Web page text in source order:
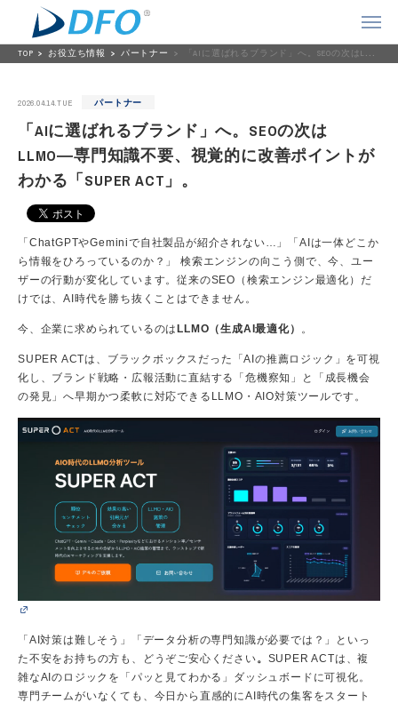
TOP お役立ち情報 パートナー 「AIに選ばれるブランド」へ。SEOの次はLLMO―専門知識不要、視覚的に改善ポイントがわかる「SUPER ACT」。
2026.04.14.TUE パートナー
「AIに選ばれるブランド」へ。SEOの次は
LLMO―専門知識不要、視覚的に改善ポイントが
わかる「SUPER ACT」。
「ChatGPTやGeminiで自社製品が紹介されない…」「AIは一体どこか
ら情報をひろっているのか？」 検索エンジンの向こう側で、今、ユー
ザーの行動が変化しています。従来のSEO（検索エンジン最適化）だ
けでは、AI時代を勝ち抜くことはできません。
今、企業に求められているのは LLMO（生成AI最適化） 。
SUPER ACTは、ブラックボックスだった「AIの推薦ロジック」を可視
化し、ブランド戦略・広報活動に直結する「危機察知」と「成長機会
の発見」へ早期かつ柔軟に対応できるLLMO・AIO対策ツールです。
「AI対策は難しそう」「データ分析の専門知識が必要では？」といっ
た不安をお持ちの方も、どうぞご安心ください。 SUPER ACTは、複
雑なAIのロジックを「パッと見てわかる」ダッシュボードに可視化。
専門チームがいなくても、今日から直感的にAI時代の集客をスタート